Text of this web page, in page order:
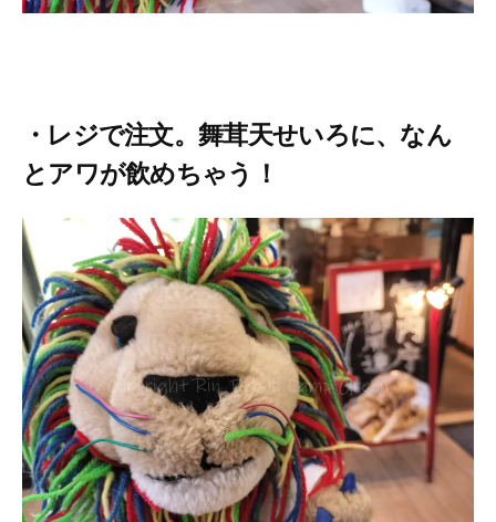
・レジで注文。舞茸天せいろに、なん
とアワが飲めちゃう！